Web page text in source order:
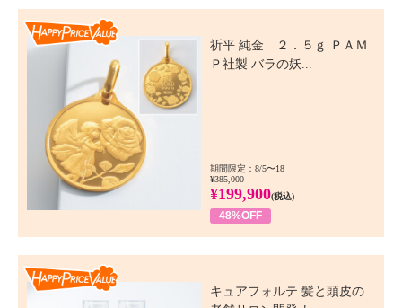
祈平 純金 ２．５ｇ ＰＡＭ
Ｐ社製 バラの妖...
期間限定：8/5〜18
¥385,000
¥199,900(税込)
48%OFF
キュアフォルテ 髪と頭皮の